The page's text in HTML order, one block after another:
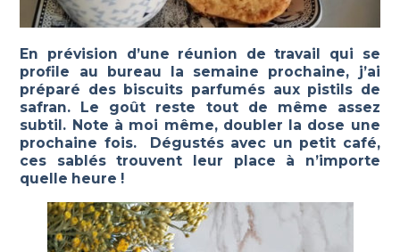
En prévision d’une réunion de travail qui se
profile au bureau la semaine prochaine, j’ai
préparé des biscuits parfumés aux pistils de
safran. Le goût reste tout de même assez
subtil. Note à moi même, doubler la dose une
prochaine fois. Dégustés avec un petit café,
ces sablés trouvent leur place à n’importe
quelle heure !